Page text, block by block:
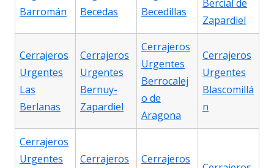
Barromán
Becedas
Becedillas
Bercial de
Zapardiel
Cerrajeros
Urgentes
Las
Berlanas
Cerrajeros
Urgentes
Bernuy-
Zapardiel
Cerrajeros
Urgentes
Berrocalej
o de
Aragona
Cerrajeros
Urgentes
Blascomillá
n
Cerrajeros
Urgentes
Cerrajeros
Cerrajeros